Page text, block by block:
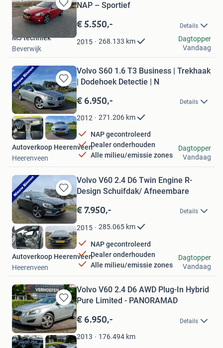
Bewaren
in
Mijn
Favorieten
NAP – Sportief
€ 5.550,- Details
2015 268.133 km
MJ techniek
Beverwijk
Dagtopper
Vandaag
Bewaren
in
Mijn
Favorieten
Volvo S60 1.6 T3 Business | Trekhaak
| Dodehoek Detectie | N
€ 6.950,- Details
2012 271.206 km
NAP gecontroleerd
Dealer onderhouden
Alle milieu/emissie zones
Autoverkoop Heerenveen
Heerenveen
Dagtopper
Vandaag
Bewaren
in
Mijn
Favorieten
Volvo V60 2.4 D6 Twin Engine R-
Design Schuifdak/ Afneembare
€ 7.950,- Details
2015 285.065 km
NAP gecontroleerd
Dealer onderhouden
Alle milieu/emissie zones
Autoverkoop Heerenveen
Heerenveen
Dagtopper
Vandaag
Bewaren
in
Mijn
Favorieten
Volvo V60 2.4 D6 AWD Plug-In Hybrid
Pure Limited - PANORAMAD
€ 6.950,- Details
2013 176.494 km